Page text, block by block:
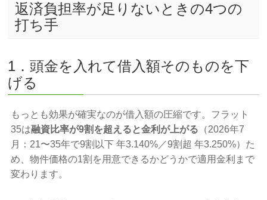
返済負担率が足りないときの4つの
打ち手
1．頭金を入れて借入額そのものを下
げる
もっとも効果が確実なのが借入額の圧縮です。フラット
35は融資比率が9割を超えると金利が上がる （2026年7
月：21〜35年で9割以下 年3.140%／9割超 年3.250%）た
め、物件価格の1割を用意できるかどうかで適用金利まで
変わります。